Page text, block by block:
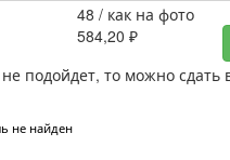
48 / как на фото
584,20 ₽
подойдет, то можно сдать
не найден